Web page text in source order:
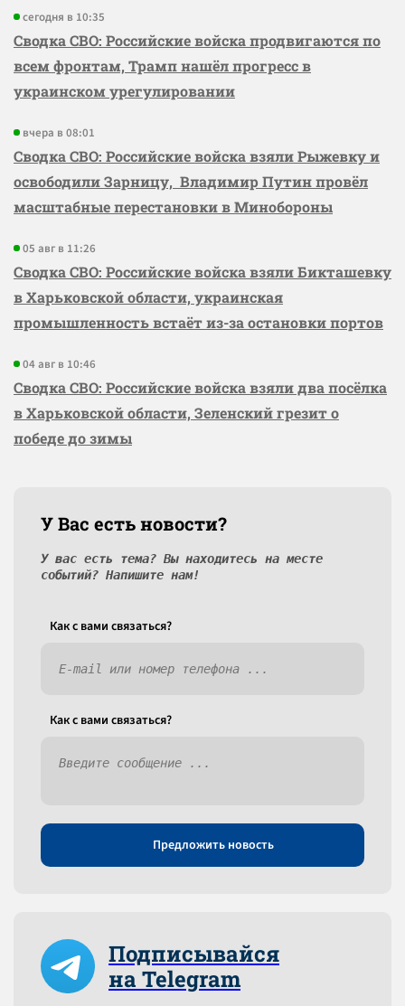
сегодня в 10:35
Сводка СВО: Российские войска продвигаются по
всем фронтам, Трамп нашёл прогресс в
украинском урегулировании
вчера в 08:01
Сводка СВО: Российские войска взяли Рыжевку и
освободили Зарницу, Владимир Путин провёл
масштабные перестановки в Минобороны
05 авг в 11:26
Сводка СВО: Российские войска взяли Бикташевку
в Харьковской области, украинская
промышленность встаёт из-за остановки портов
04 авг в 10:46
Сводка СВО: Российские войска взяли два посёлка
в Харьковской области, Зеленский грезит о
победе до зимы
У Вас есть новости?
У вас есть тема? Вы находитесь на месте
событий? Напишите нам!
Как c вами связаться?
Как c вами связаться?
Предложить новость
Подписывайся
на Telegram